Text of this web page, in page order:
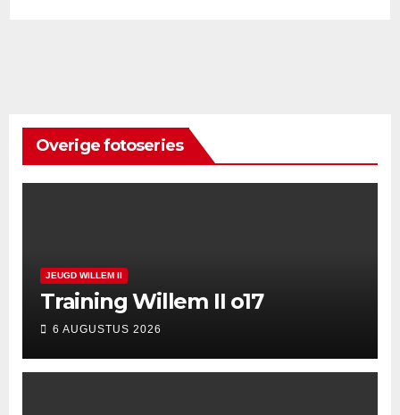
Overige fotoseries
JEUGD WILLEM II
Training Willem II o17
6 AUGUSTUS 2026